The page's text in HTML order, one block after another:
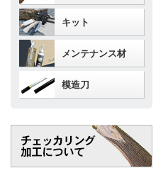
キット
メンテナンス材
模造刀